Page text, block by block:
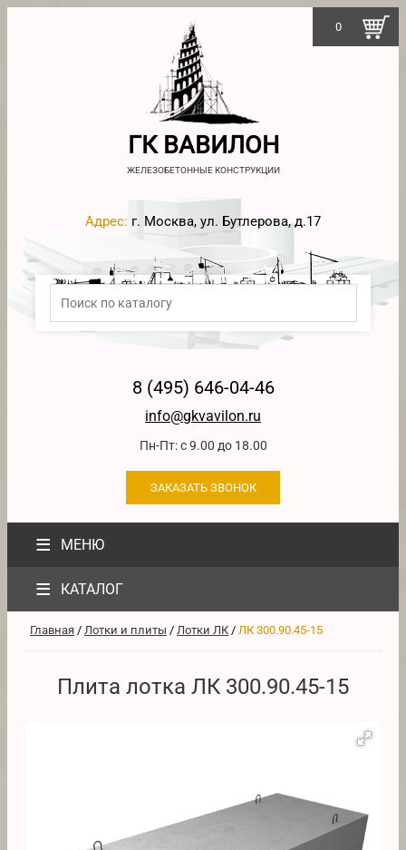
ГК ВАВИЛОН
ЖЕЛЕЗОБЕТОННЫЕ КОНСТРУКЦИИ
Адрес: г. Москва, ул. Бутлерова, д.17
8 (495) 646-04-46
info@gkvavilon.ru
Пн-Пт: с 9.00 до 18.00
ЗАКАЗАТЬ ЗВОНОК
≡ МЕНЮ
0
≡ КАТАЛОГ
Главная / Лотки и плиты / Лотки ЛК / ЛК 300.90.45-15
Плита лотка ЛК 300.90.45-15